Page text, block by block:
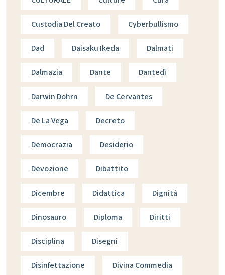
Custodia Del Creato Cyberbullismo
Dad Daisaku Ikeda Dalmati
Dalmazia Dante Dantedì
Darwin Dohrn De Cervantes
De La Vega Decreto
Democrazia Desiderio
Devozione Dibattito
Dicembre Didattica Dignità
Dinosauro Diploma Diritti
Disciplina Disegni
Disinfettazione Divina Commedia